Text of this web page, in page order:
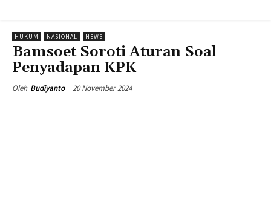
HUKUM NASIONAL NEWS
Bamsoet Soroti Aturan Soal
Penyadapan KPK
Oleh Budiyanto 20 November 2024